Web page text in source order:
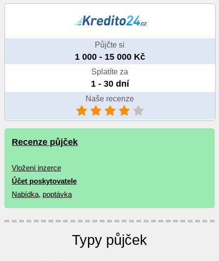
Půjčte si
1 000 - 15 000 Kč
Splatíte za
1 - 30 dní
Naše recenze
Recenze půjček
Vložení inzerce
Účet poskytovatele
Nabídka, poptávka
Typy půjček